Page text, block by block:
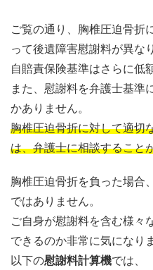
ご覧の通り、胸椎圧迫骨折
って後遺障害慰謝料が異な
自賠責保険基準はさらに低
また、慰謝料を弁護士基準
かありません。
胸椎圧迫骨折に対して適切
は、弁護士に相談すること
胸椎圧迫骨折を負った場合
ではありません。
ご自身が慰謝料を含む様々
できるのか非常に気になり
以下の慰謝料計算機では、